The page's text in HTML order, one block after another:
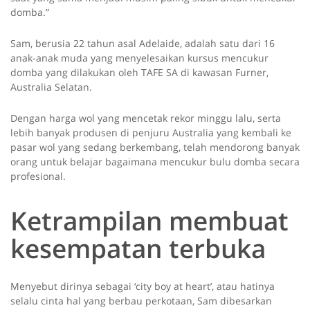
domba.”
Sam, berusia 22 tahun asal Adelaide, adalah satu dari 16
anak-anak muda yang menyelesaikan kursus mencukur
domba yang dilakukan oleh TAFE SA di kawasan Furner,
Australia Selatan.
Dengan harga wol yang mencetak rekor minggu lalu, serta
lebih banyak produsen di penjuru Australia yang kembali ke
pasar wol yang sedang berkembang, telah mendorong banyak
orang untuk belajar bagaimana mencukur bulu domba secara
profesional.
Ketrampilan membuat
kesempatan terbuka
Menyebut dirinya sebagai ‘city boy at heart’, atau hatinya
selalu cinta hal yang berbau perkotaan, Sam dibesarkan